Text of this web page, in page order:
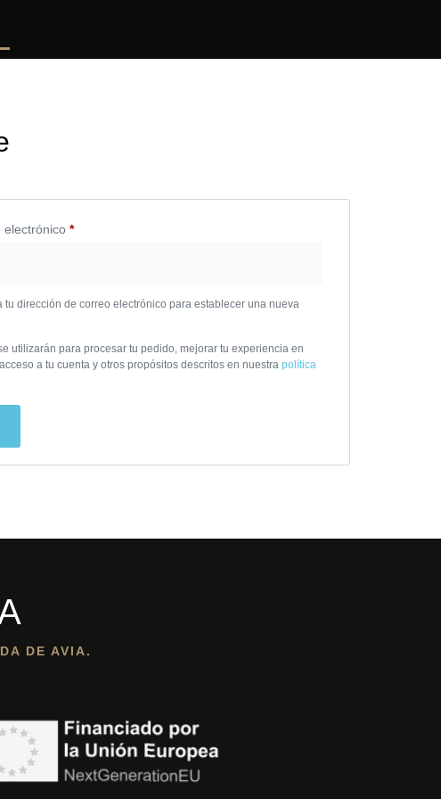
electrónico *
tu dirección de correo electrónico para establecer una nueva
utilizarán para procesar tu pedido, mejorar tu experiencia en
a tu cuenta y otros propósitos descritos en nuestra política
DE AVIA.